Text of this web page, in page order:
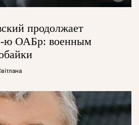
продолжает
ю ОАБр: военным